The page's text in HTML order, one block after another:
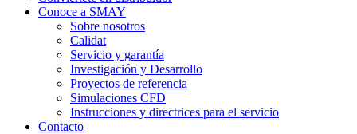
Conoce a SMAY
Sobre nosotros
Calidat
Servicio y garantía
Investigación y Desarrollo
Proyectos de referencia
Simulaciones CFD
Instrucciones y directrices para el servicio
Contacto